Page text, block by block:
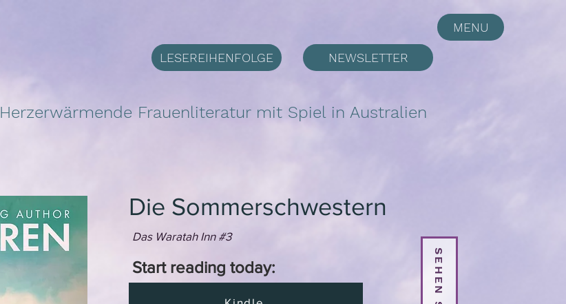
MENU
LESEREIHENFOLGE NEWSLETTER
Herzerwärmende Frauenliteratur mit Spiel in Australien
Die Sommerschwestern
Das Waratah Inn #3
Start reading today: